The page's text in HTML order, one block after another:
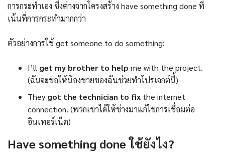
การกระทำเอง ซึ่งต่างจากโครงสร้าง have something done ที่
เน้นที่การกระทำมากกว่า
ตัวอย่างการใช้ get someone to do something:
I’ll get my brother to help me with the project.
(ฉันจะขอให้น้องชายของฉันช่วยทำโปรเจกต์นี้)
They got the technician to fix the internet
connection. (พวกเขาได้ให้ช่างมาแก้ไขการเชื่อมต่อ
อินเทอร์เน็ต)
Have something done ใช้ยังไง?